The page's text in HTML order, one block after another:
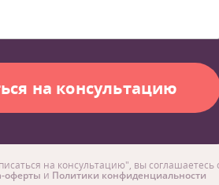
на консультацию", вы соглашаетесь
оферты и Политики конфиденциальности